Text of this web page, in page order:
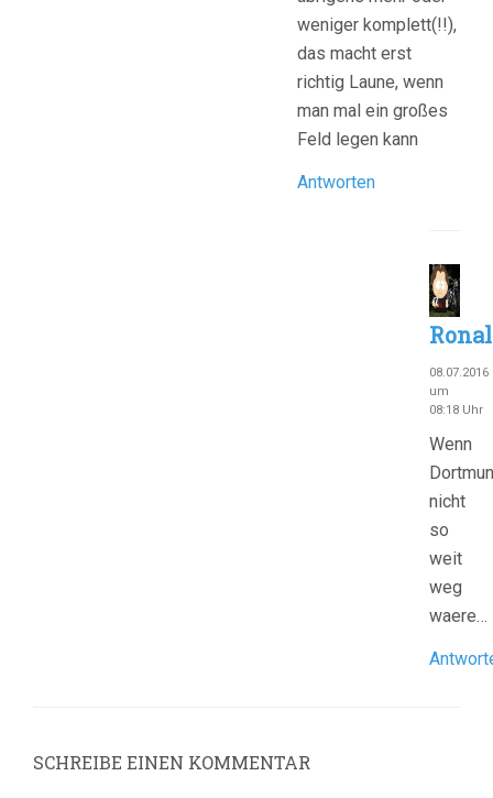
weniger komplett(!!),
das macht erst
richtig Laune, wenn
man mal ein großes
Feld legen kann
Antworten
08.07.2016
um
08:18 Uhr
Wenn
nicht
so
weit
weg
waere…
SCHREIBE EINEN KOMMENTAR